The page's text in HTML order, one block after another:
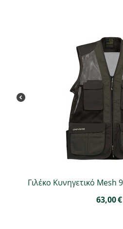
Γιλέκο Κυνηγετικό Mesh
63,00€